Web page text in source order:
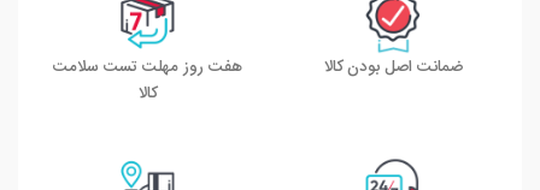
ضمانت اصل بودن کالا
هفت روز مهلت تست سلامت
کالا